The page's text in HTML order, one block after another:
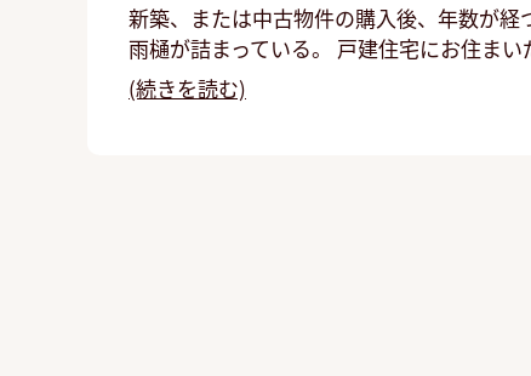
新築、または中古物件の購入後、年数が経
雨樋が詰まっている。 戸建住宅にお住ま
(続きを読む)